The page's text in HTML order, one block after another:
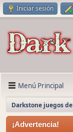
Iniciar sesión
Menú Principal
Darkstone juegos
¡Advertencia!